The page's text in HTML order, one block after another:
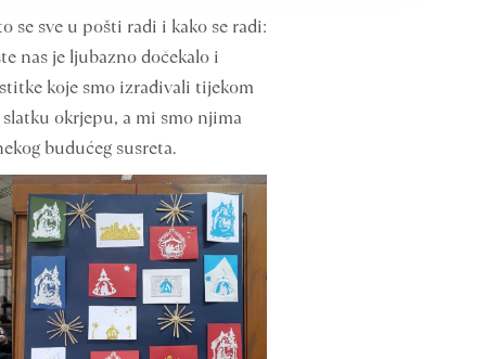
sve u pošti radi i kako se radi:
nas je ljubazno dočekalo i
koje smo izrađivali tijekom
okrjepu, a mi smo njima
budućeg susreta.